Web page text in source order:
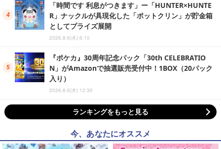
「時間です 利息がつきます」ー「HUNTER×HUNTE
R」ナックルが具現化した「ポットクリン」が貯金箱
としてプライズ展開
2026.8.6(木) 6:10
『ポケカ』30周年記念パック「30th CELEBRATIO
N」がAmazonで抽選販売受付中！1BOX（20パック
入り）
2026.8.6(木) 12:30
ランキングをもっと見る
今、あなたにオススメ